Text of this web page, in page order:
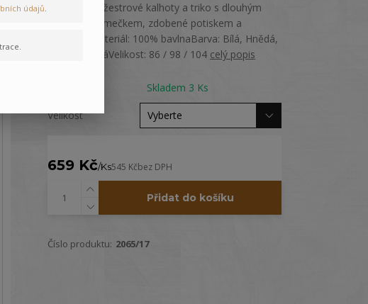
Dětské manžestrové kalhoty a triko s dlouhým
rukávem a límečkem, zdobené potiskem a
nášivkou.Materiál: 100% bavlnaBarva: Bílá, Hnědá,
Světle modráVelikost: 86 / 98 / 104 celý popis
Skladem 3 Ks
Velikost
659 Kč/Ks545 Kčbez DPH
Přidat do košíku
Číslo produktu: 2065/17
údajů.